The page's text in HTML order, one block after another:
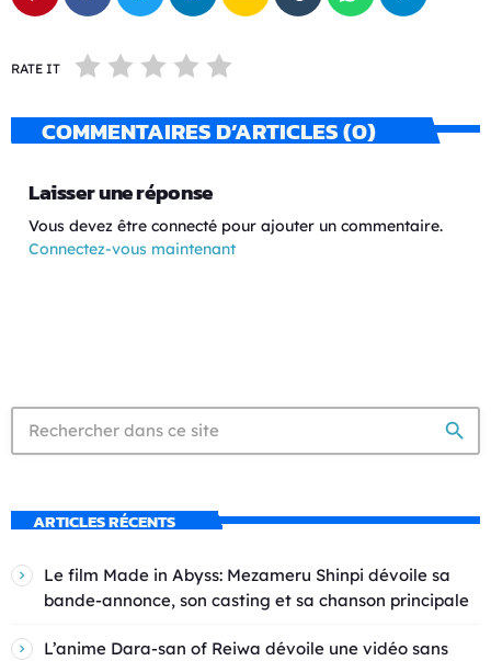
RATE IT
COMMENTAIRES D’ARTICLES (0)
Laisser une réponse
Vous devez être connecté pour ajouter un commentaire.
Connectez-vous maintenant
search
ARTICLES RÉCENTS
Le film Made in Abyss: Mezameru Shinpi dévoile sa
bande-annonce, son casting et sa chanson principale
L’anime Dara-san of Reiwa dévoile une vidéo sans